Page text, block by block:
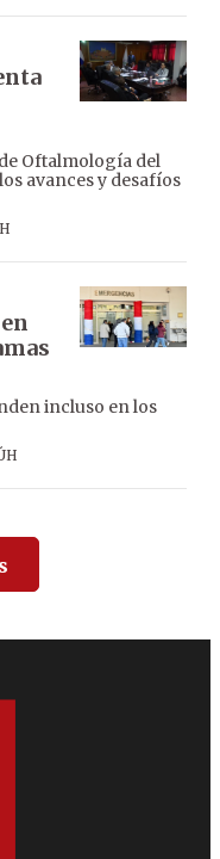
Oftalmología del
avances y desafíos
incluso en los